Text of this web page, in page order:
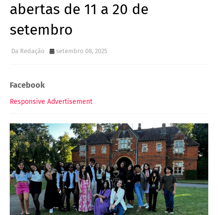
abertas de 11 a 20 de
setembro
Da Redação setembro 08, 2025
Facebook
Responsive Advertisement